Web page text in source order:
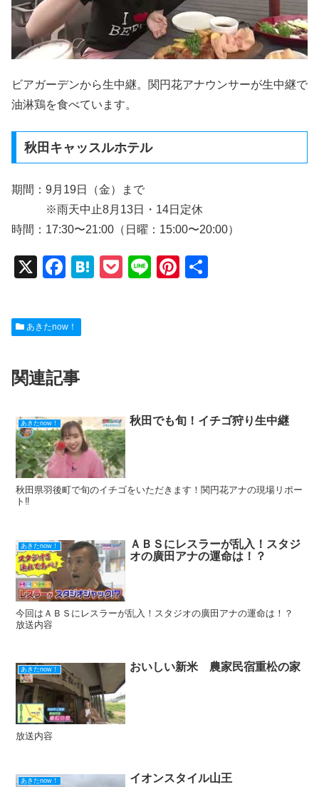
ビアガーデンから生中継。関円花アナウンサーが生中継で
油淋鶏を食べています。
秋田キャッスルホテル
期間：9月19日（金）まで
※雨天中止8月13日・14日定休
時間：17:30〜21:00（日曜：15:00〜20:00）
X
F
c
e
o
k
H
P
Li
Pi
あきたnow！
関連記事
あきたnow！ 秋田でも旬！イチゴ狩り生中継
秋田県羽後町で旬のイチゴをいただきます！関円花アナの現場リポー
ト‼
あきたnow！
ＡＢＳにレスラーが乱入！スタジ
オの廣田アナの運命は！？
今回はＡＢＳにレスラーが乱入！スタジオの廣田アナの運命は！？
放送内容
あきたnow！ おいしい新米 農家民宿重松の家
放送内容
あきたnow！ イオンスタイル山王